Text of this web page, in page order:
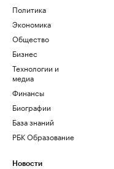
Политика
Экономика
Общество
Бизнес
Технологии и
медиа
Финансы
Биографии
База знаний
РБК Образование
Новости